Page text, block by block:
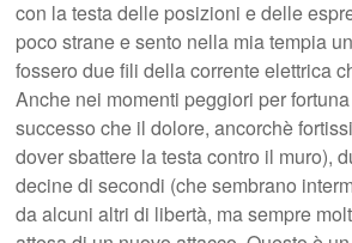
con la testa delle posizioni e delle
poco strane e sento nella mia tempia
fossero due fili della corrente elettrica
Anche nei momenti peggiori per
successo che il dolore, ancorchè
dover sbattere la testa contro il muro),
decine di secondi (che sembrano
da alcuni altri di libertà, ma sempre